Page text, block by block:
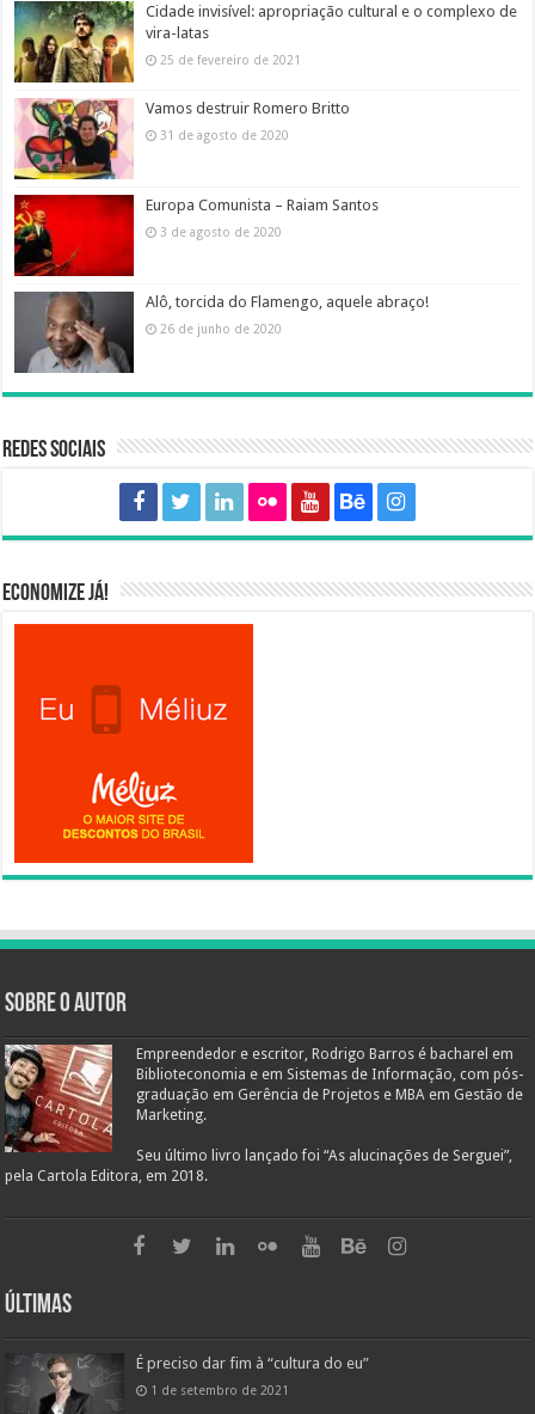
Cidade invisível: apropriação cultural e o complexo de
vira-latas
25 de fevereiro de 2021
Vamos destruir Romero Britto
31 de agosto de 2020
Europa Comunista – Raiam Santos
3 de agosto de 2020
Alô, torcida do Flamengo, aquele abraço!
26 de junho de 2020
Redes sociais
Economize já!
Sobre o autor
Empreendedor e escritor, Rodrigo Barros é bacharel em
Biblioteconomia e em Sistemas de Informação, com pós-
graduação em Gerência de Projetos e MBA em Gestão de
Marketing.
Seu último livro lançado foi “As alucinações de Serguei”,
pela Cartola Editora, em 2018.
Últimas
É preciso dar fim à “cultura do eu”
1 de setembro de 2021